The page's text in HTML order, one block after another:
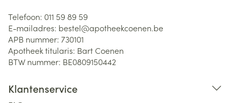
Telefoon: 011 59 89 59
E-mailadres: bestel@apotheekcoenen.be
APB nummer: 730101
Apotheek titularis: Bart Coenen
BTW nummer: BE0809150442
Klantenservice